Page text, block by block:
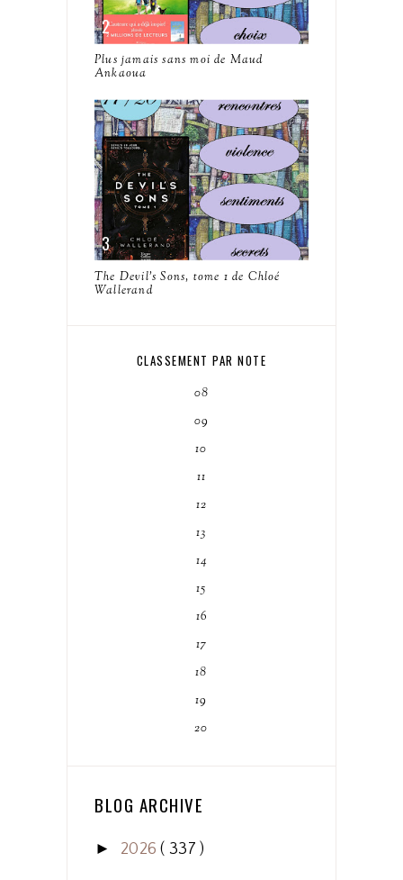
Plus jamais sans moi de Maud
Ankaoua
The Devil's Sons, tome 1 de Chloé
Wallerand
CLASSEMENT PAR NOTE
08
09
10
11
12
13
14
15
16
17
18
19
20
BLOG ARCHIVE
► 2026( 337 )